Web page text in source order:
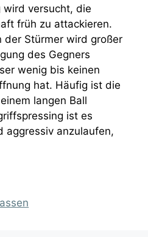
wird versucht, die
früh zu attackieren.
der Stürmer wird großer
des Gegners
wenig bis keinen
hat. Häufig ist die
langen Ball
ist es
aggressiv anzulaufen,